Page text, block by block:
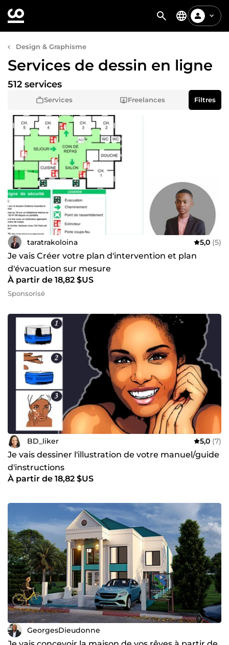
Design & Graphisme
Services de dessin en ligne
Services Freelances
512 services
Filtres
taratrakoloina 5,0 (5)
Je vais Créer votre plan d'intervention et plan
d'évacuation sur mesure
À partir de 18,82 $US
Sponsorisé
BD_liker 5,0 (7)
Je vais dessiner l'illustration de votre manuel/guide
d'instructions
À partir de 18,82 $US
GeorgesDieudonne